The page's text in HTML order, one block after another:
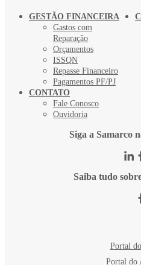
GESTÃO FINANCEIRA
Gastos com
Reparação
Orçamentos
ISSQN
Repasse Financeiro
Pagamentos PF/PJ
CONTATO
Fale Conosco
Ouvidoria
Siga a Samarco
Saiba tudo
Portal
Portal do